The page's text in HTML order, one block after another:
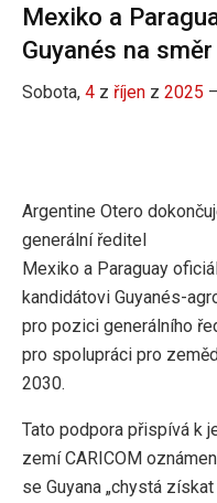
Mexiko a
Guyanés na
Sobota, 4 z říjen z 2025
Argentine Otero
generální ředitel
Mexiko a Paraguay
kandidátovi Guyanés-
pro pozici generálního
pro spolupráci pro
2030.
Tato podpora přispívá k
zemí CARICOM
se Guyana „chystá